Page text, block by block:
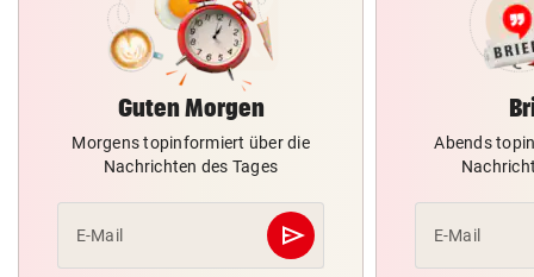
Guten Morgen
Morgens topinformiert über die
Nachrichten des Tages
E-Mail send
Abschicken
Abends
E-Mail